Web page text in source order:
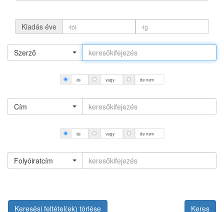
Kiadás éve
Szerző
és vagy de nem
Cím
és vagy de nem
Folyóiratcím
Keresési feltétel(ek) törlése